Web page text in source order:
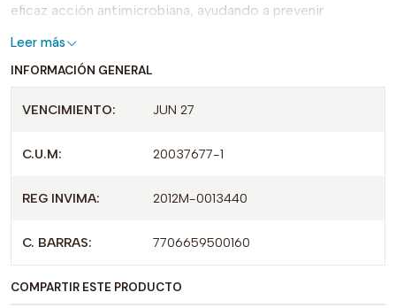
eficaz acción antimicrobiana, ayudando a prevenir
infecciones y promoviendo una correcta cicatrización.
Lo que distingue a nuestra Agua Oxigenada es su calidad y
eficiente. En su presentación de 60 ml, es fácil de manejar
salud y el bienestar. ¡Incorpora la Agua Oxigenada 3% a tu
beneficios!
Leer más
INFORMACIÓN GENERAL
VENCIMIENTO: JUN 27
C.U.M: 20037677-1
REG INVIMA: 2012M-0013440
C. BARRAS: 7706659500160
COMPARTIR ESTE PRODUCTO